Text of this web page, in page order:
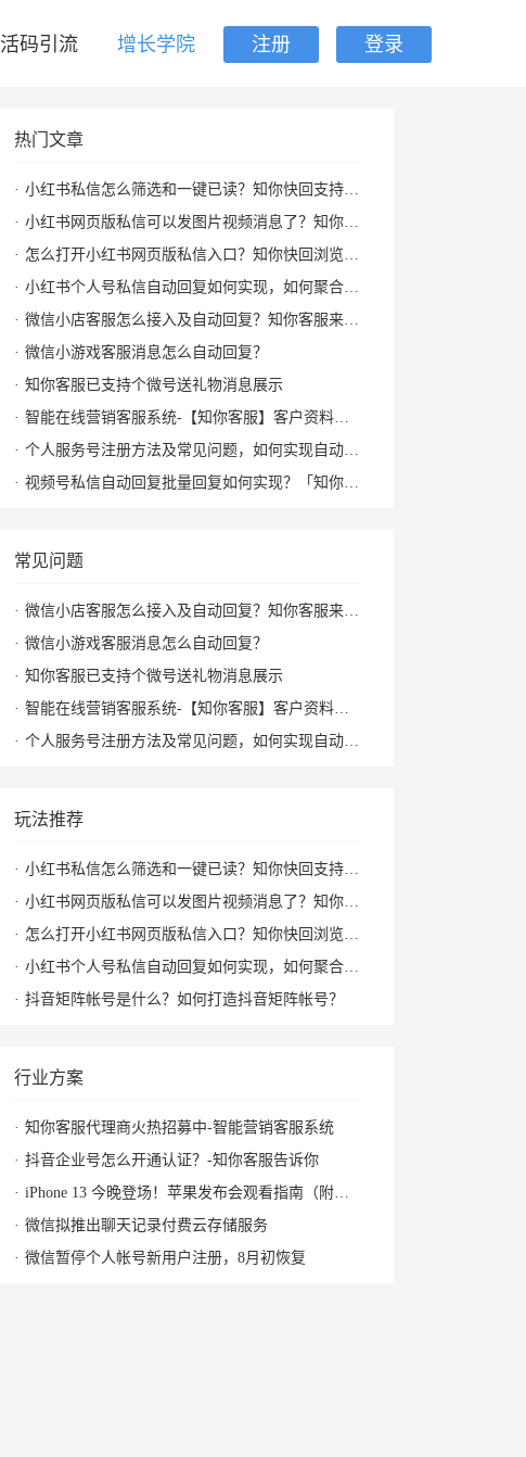
活码引流 增长学院 注册 登录
热门文章
小红书私信怎么筛选和一键已读？知你快回支持私聊群聊筛选、批量已读和图片视频回复
小红书网页版私信可以发图片视频消息了？知你快回插件支持多种形式图片发送和AI自动回复
怎么打开小红书网页版私信入口？知你快回浏览器插件帮你打开小红书私信AI回复及快捷回复
小红书个人号私信自动回复如何实现，如何聚合回复小红书私信及群消息？知你客服来解决
微信小店客服怎么接入及自动回复？知你客服来帮您
微信小游戏客服消息怎么自动回复？
知你客服已支持个微号送礼物消息展示
智能在线营销客服系统-【知你客服】客户资料已支持打开PC小程序
个人服务号注册方法及常见问题，如何实现自动回复攻略
视频号私信自动回复批量回复如何实现？「知你客服」来帮您
常见问题
微信小店客服怎么接入及自动回复？知你客服来帮您
微信小游戏客服消息怎么自动回复？
知你客服已支持个微号送礼物消息展示
智能在线营销客服系统-【知你客服】客户资料已支持打开PC小程序
个人服务号注册方法及常见问题，如何实现自动回复攻略
玩法推荐
小红书私信怎么筛选和一键已读？知你快回支持私聊群聊筛选、批量已读和图片视频回复
小红书网页版私信可以发图片视频消息了？知你快回插件支持多种形式图片发送和AI自动回复
怎么打开小红书网页版私信入口？知你快回浏览器插件帮你打开小红书私信AI回复及快捷回复
小红书个人号私信自动回复如何实现，如何聚合回复小红书私信及群消息？知你客服来解决
抖音矩阵帐号是什么？如何打造抖音矩阵帐号？
行业方案
知你客服代理商火热招募中-智能营销客服系统
抖音企业号怎么开通认证？-知你客服告诉你
iPhone 13 今晚登场！苹果发布会观看指南（附直播入口）
微信拟推出聊天记录付费云存储服务
微信暂停个人帐号新用户注册，8月初恢复